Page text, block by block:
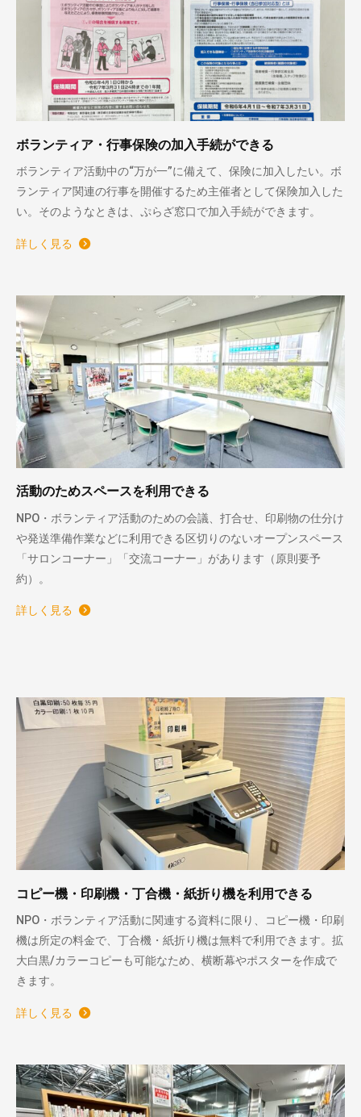
ボランティア・行事保険の加入手続ができる
ボランティア活動中の“万が一”に備えて、保険に加入したい。ボ
ランティア関連の行事を開催するため主催者として保険加入した
い。そのようなときは、ぷらざ窓口で加入手続ができます。
詳しく見る
活動のためスペースを利用できる
NPO・ボランティア活動のための会議、打合せ、印刷物の仕分け
や発送準備作業などに利用できる区切りのないオープンスペース
「サロンコーナー」「交流コーナー」があります（原則要予
約）。
詳しく見る
コピー機・印刷機・丁合機・紙折り機を利用できる
NPO・ボランティア活動に関連する資料に限り、コピー機・印刷
機は所定の料金で、丁合機・紙折り機は無料で利用できます。拡
大白黒/カラーコピーも可能なため、横断幕やポスターを作成で
きます。
詳しく見る